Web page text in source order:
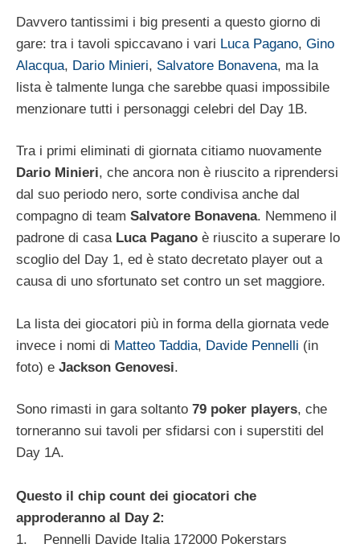
Davvero tantissimi i big presenti a questo giorno di
gare: tra i tavoli spiccavano i vari Luca Pagano, Gino
Alacqua, Dario Minieri, Salvatore Bonavena, ma la
lista è talmente lunga che sarebbe quasi impossibile
menzionare tutti i personaggi celebri del Day 1B.
Tra i primi eliminati di giornata citiamo nuovamente
Dario Minieri, che ancora non è riuscito a riprendersi
dal suo periodo nero, sorte condivisa anche dal
compagno di team Salvatore Bonavena. Nemmeno il
padrone di casa Luca Pagano è riuscito a superare lo
scoglio del Day 1, ed è stato decretato player out a
causa di uno sfortunato set contro un set maggiore.
La lista dei giocatori più in forma della giornata vede
invece i nomi di Matteo Taddia, Davide Pennelli (in
foto) e Jackson Genovesi.
Sono rimasti in gara soltanto 79 poker players, che
torneranno sui tavoli per sfidarsi con i superstiti del
Day 1A.
Questo il chip count dei giocatori che
approderanno al Day 2:
1. Pennelli Davide Italia 172000 Pokerstars